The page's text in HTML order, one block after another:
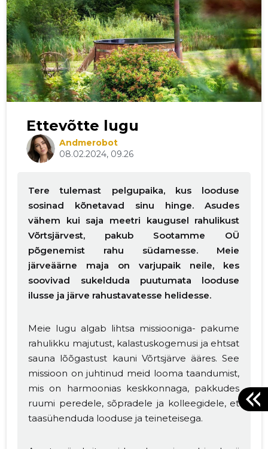
Ettevõtte lugu
Andmerobot
08.02.2024, 09.26
Tere tulemast pelgupaika, kus looduse
sosinad kõnetavad sinu hinge. Asudes
vähem kui saja meetri kaugusel rahulikust
Võrtsjärvest, pakub Sootamme OÜ
põgenemist rahu südamesse. Meie
järveäärne maja on varjupaik neile, kes
soovivad sukelduda puutumata looduse
ilusse ja järve rahustavatesse helidesse.
Meie lugu algab lihtsa missiooniga- pakume
rahulikku majutust, kalastuskogemusi ja ehtsat
sauna lõõgastust kauni Võrtsjärve ääres. See
missioon on juhtinud meid looma taandumist,
mis on harmoonias keskkonnaga, pakkudes
ruumi peredele, sõpradele ja kolleegidele, et
taasühenduda looduse ja teineteisega.